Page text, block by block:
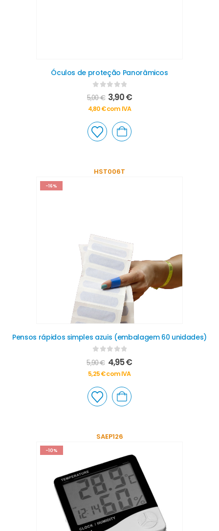
Óculos de proteção Panorâmicos
out of 5
5,00€ 3,90€
4,80€com IVA
HST006T
-16%
Pensos rápidos simples azuis (embalagem 60 unidades)
out of 5
5,90€ 4,95€
5,25€com IVA
SAEP126
-10%